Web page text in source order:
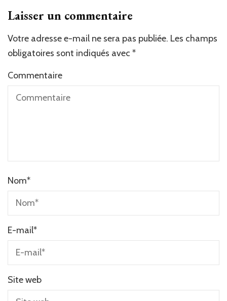
Laisser un commentaire
Votre adresse e-mail ne sera pas publiée. Les champs
obligatoires sont indiqués avec *
Commentaire
Nom*
E-mail*
Site web